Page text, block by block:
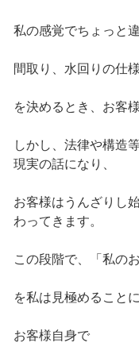
私の感覚でちょっと
間取り、水回りの仕
を決めるとき、お客
しかし、法律や構造
現実の話になり、
お客様はうんざりし
わってきます。
この段階で、「私の
を私は見極めること
お客様自身で